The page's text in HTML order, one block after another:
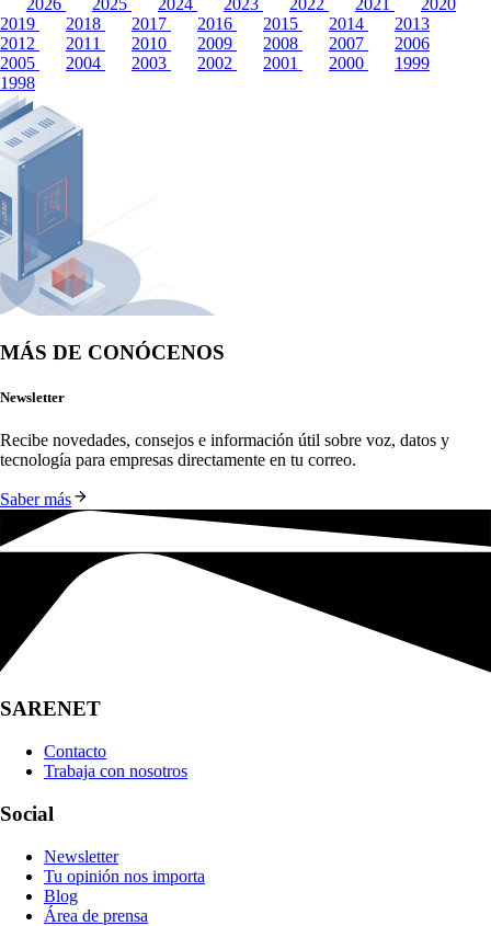
2026 2025 2024 2023 2022 2021
2020
2019
2018 2017 2016 2015 2014
2013
2012
2011 2010 2009 2008 2007
2006
2005
2004 2003 2002 2001 2000
1999
1998
MÁS DE CONÓCENOS
Newsletter
Recibe novedades, consejos e información útil sobre voz, datos y
tecnología para empresas directamente en tu correo.
Saber más
SARENET
Contacto
Trabaja con nosotros
Social
Newsletter
Tu opinión nos importa
Blog
Área de prensa